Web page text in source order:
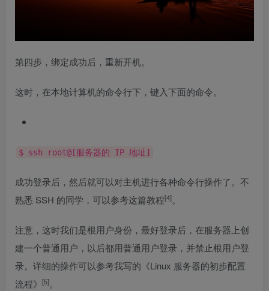
第四步，绑定成功后，重新开机。
这时，在本地计算机的命令行下，键入下面的命令。
$ ssh root@[服务器的 IP 地址]
成功登录后，然后就可以对主机进行各种命令行操作了。不
熟悉 SSH 的同学，可以参考这篇教程[4]。
注意，这时我们是根用户身份，最好登录后，在服务器上创
建一个普通用户，以后都用普通用户登录，并禁止根用户登
录。详细的操作可以参考我写的 《Linux 服务器的初步配置
流程》 [5]。